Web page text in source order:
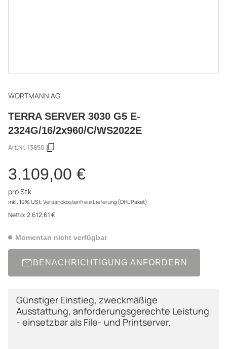
WORTMANN AG
TERRA SERVER 3030 G5 E-
2324G/16/2x960/C/WS2022E
Art.Nr.:13850
3.109,00 €
pro Stk
inkl. 19% USt. Versandkostenfreie Lieferung (DHL Paket)
Netto:2.612,61 €
Momentan nicht verfügbar
BENACHRICHTIGUNG ANFORDERN
Günstiger Einstieg, zweckmäßige
Ausstattung, anforderungsgerechte Leistung
- einsetzbar als File- und Printserver.